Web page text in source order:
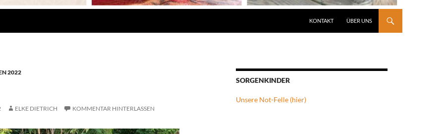
KONTAKT ÜBER UNS
2022
ELKE DIETRICH KOMMENTAR HINTERLASSEN
SORGENKINDER
Unsere Not-Felle (hier)